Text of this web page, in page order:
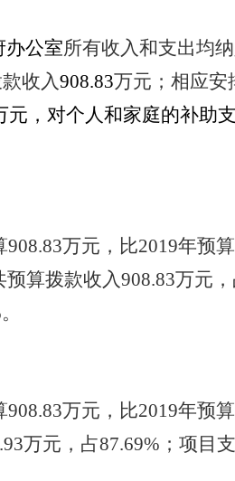
办公室所有收入和支出均
收入908.83万元 ； 相应安
元，对个人和家庭的补助
908.83万元 ， 比2019年预
预算拨款收入908.83万元
。
908.83万元 ， 比2019年预
万元 ，占87.69% ；项目